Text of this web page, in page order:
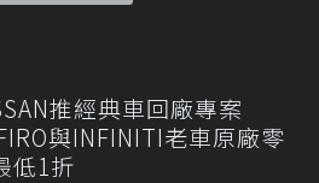
推經典車回廠專案
與INFINITI老車原廠零
低1折